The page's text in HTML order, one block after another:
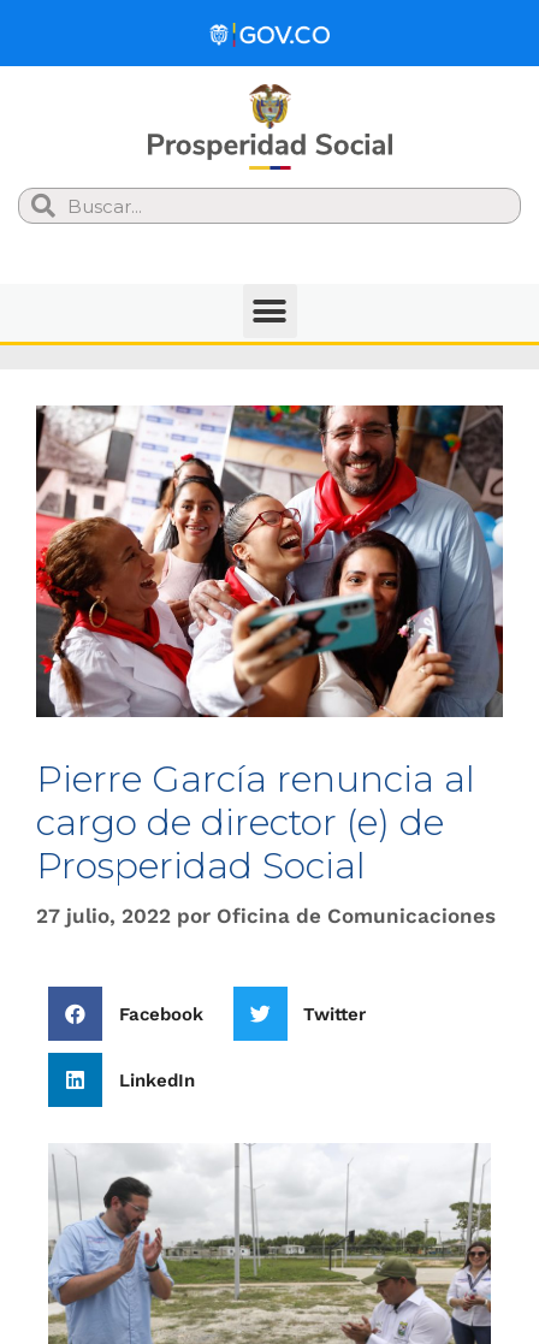
Search
Pierre García renuncia al
cargo de director (e) de
Prosperidad Social
27 julio, 2022 por Oficina de Comunicaciones
Facebook Twitter
LinkedIn